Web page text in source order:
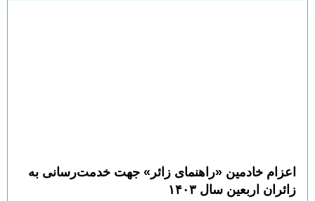
اعزام خادمین «راهنمای زائر» جهت خدمت‌رسانی به
زائران اربعین سال ۱۴۰۳